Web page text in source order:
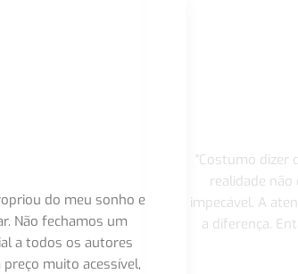
do meu sonho e
Não fechamos um
a todos os autores
muito acessível,
"Costumo dizer
realidade
impecável. A
a diferença.